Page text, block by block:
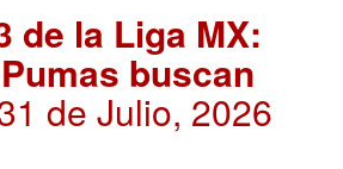
de la Liga MX:
buscan
de Julio, 2026